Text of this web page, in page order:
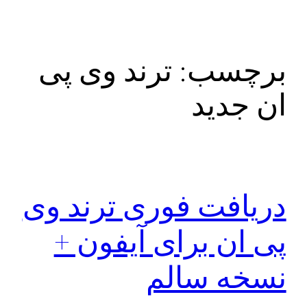
برچسب: ترند وی پی
ان جدید
دریافت فوری ترند وی
پی ان برای آیفون +
نسخه سالم